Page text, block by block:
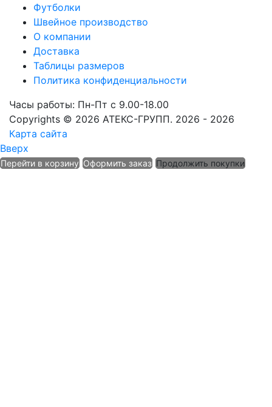
Футболки
Швейное производство
О компании
Доставка
Таблицы размеров
Политика конфиденциальности
Часы работы: Пн-Пт с 9.00-18.00
Copyrights © 2026 АТЕКС-ГРУПП. 2026 - 2026
Карта сайта
Вверх
Перейти в корзину Оформить заказ Продолжить покупки